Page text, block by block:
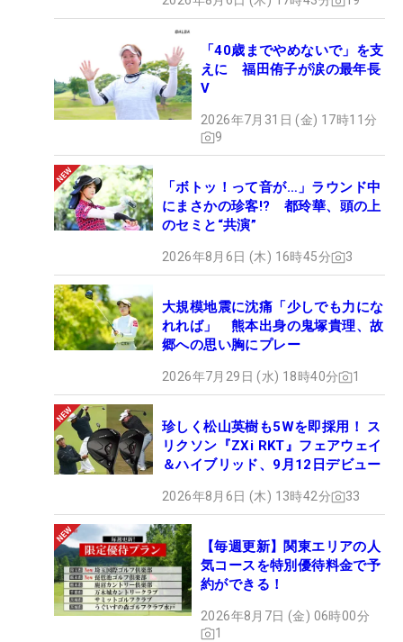
「40歳までやめないで」を支
えに 福田侑子が涙の最年長
V
2026年7月31日 (金) 17時11分
9
「ボトッ！って音が…」ラウンド中
にまさかの珍客!? 都玲華、頭の上
のセミと“共演”
2026年8月6日 (木) 16時45分 3
大規模地震に沈痛「少しでも力にな
れれば」 熊本出身の鬼塚貴理、故
郷への思い胸にプレー
2026年7月29日 (水) 18時40分 1
珍しく松山英樹も5Wを即採用！ ス
リクソン『ZXi RKT』フェアウェイ
＆ハイブリッド、9月12日デビュー
2026年8月6日 (木) 13時42分 33
【毎週更新】関東エリアの人
気コースを特別優待料金で予
約ができる！
2026年8月7日 (金) 06時00分
1